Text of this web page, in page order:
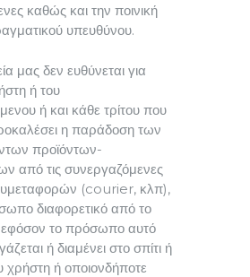
καθώς και την ποινική
υπευθύνου.
μας δεν ευθύνεται για
ή του
ή και κάθε τρίτου που
η παράδοση των
προϊόντων-
από τις συνεργαζόμενες
(courier, κλπ),
διαφορετικό από το
εφόσον το πρόσωπο αυτό
ή διαμένει στο σπίτι ή
χρήστη ή οποιονδήποτε